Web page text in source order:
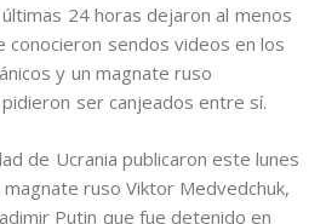
24 horas dejaron al menos
sendos videos en los
y un magnate ruso
ser canjeados entre sí.
de Ucrania publicaron este lunes
ruso Viktor Medvedchuk,
Putin que fue detenido en